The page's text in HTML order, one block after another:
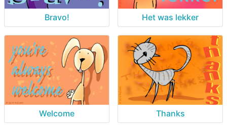
Bravo! Het was lekker
Welcome Thanks